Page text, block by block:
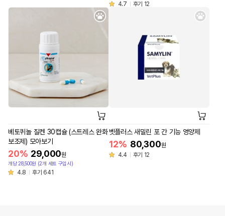
4.7
후기 12
베토퀴놀 질켄 30캡슐 (스트레스 완화
보조제) 모아보기
20% 29,000원
개당 28,500원 (2개 세트 구입시)
4.8 후기 641
벳플러스 새밀린 포 간 기능 영양제
12% 80,300원
4.4
후기 12